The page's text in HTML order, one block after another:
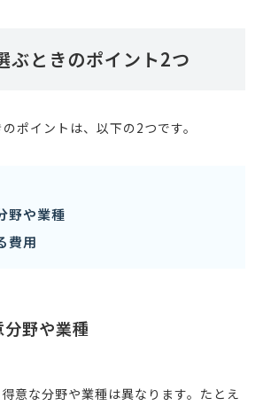
ぶときのポイント2つ
ポイントは、以下の2つです。
野や業種
費用
野や業種
意な分野や業種は異なります。たとえ